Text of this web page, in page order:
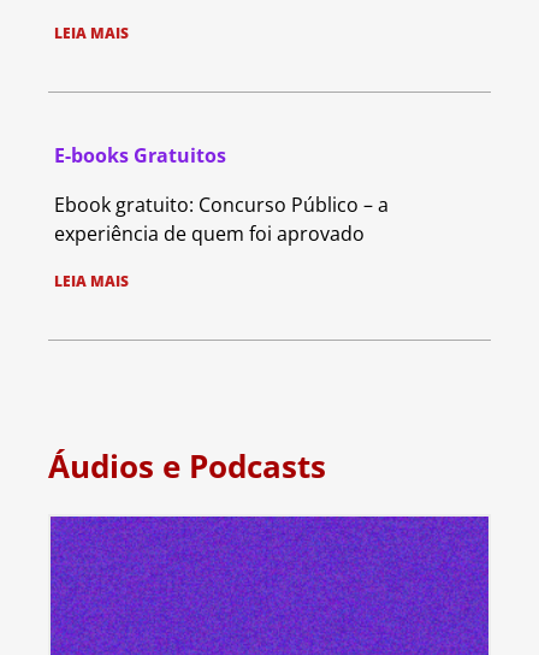
LEIA MAIS
E-books Gratuitos
Ebook gratuito: Concurso Público – a
experiência de quem foi aprovado
LEIA MAIS
Áudios e Podcasts